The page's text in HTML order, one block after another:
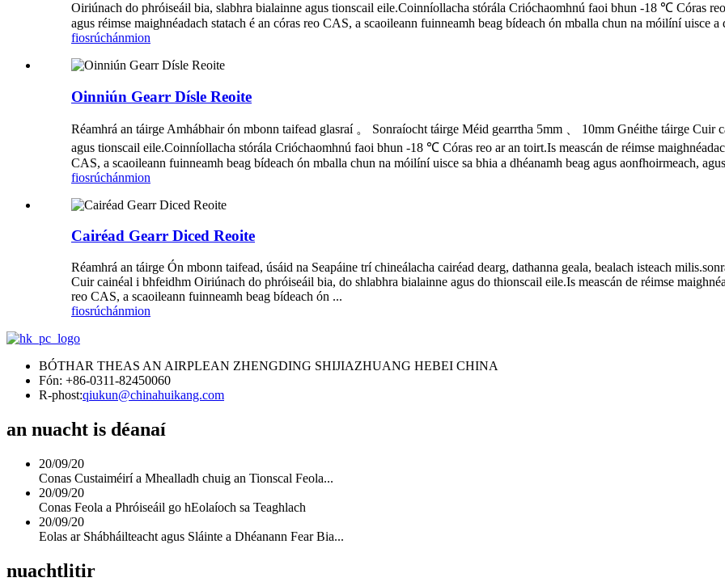
Oiriúnach do phróiseáil bia, slabhra bialainne agus tionscail eile.Coinníollacha stórála Crióchaomhnú faoi bhun -18 ℃ Córas
agus réimse maighnéadach statach é an córas reo CAS, a scaoileann fuinneamh beag bídeach ón mballa chun na móilíní uisce a
fiosrúchánmion
Oinniún Gearr Dísle Reoite
Réamhrá an táirge Amhábhair ón mbonn taifead glasraí 。 Sonraíocht táirge Méid gearrtha 5mm 、 10mm Gnéithe táirge
agus tionscail eile.Coinníollacha stórála Crióchaomhnú faoi bhun -18 ℃ Córas reo ar an toirt.Is meascán de réimse
CAS, a scaoileann fuinneamh beag bídeach ón mballa chun na móilíní uisce sa bhia a dhéanamh beag agus aonfhoirmeach,
fiosrúchánmion
Cairéad Gearr Diced Reoite
Réamhrá an táirge Ón mbonn taifead, úsáid na Seapáine trí chineálacha cairéad dearg, dathanna geala, bealach isteach
Cuir cainéal i bhfeidhm Oiriúnach do phróiseáil bia, do shlabhra bialainne agus do thionscail eile.Is meascán de réimse
reo CAS, a scaoileann fuinneamh beag bídeach ón ...
fiosrúchánmion
BÓTHAR THEAS AN AIRPLEAN ZHENGDING SHIJIAZHUANG HEBEI CHINA
Fón: +86-0311-82450060
R-phost:qiukun@chinahuikang.com
an nuacht is déanaí
20/09/20
Conas Custaiméirí a Mhealladh chuig an Tionscal Feola...
20/09/20
Conas Feola a Phróiseáil go hEolaíoch sa Teaghlach
20/09/20
Eolas ar Shábháilteacht agus Sláinte a Dhéanann Fear Bia...
nuachtlitir